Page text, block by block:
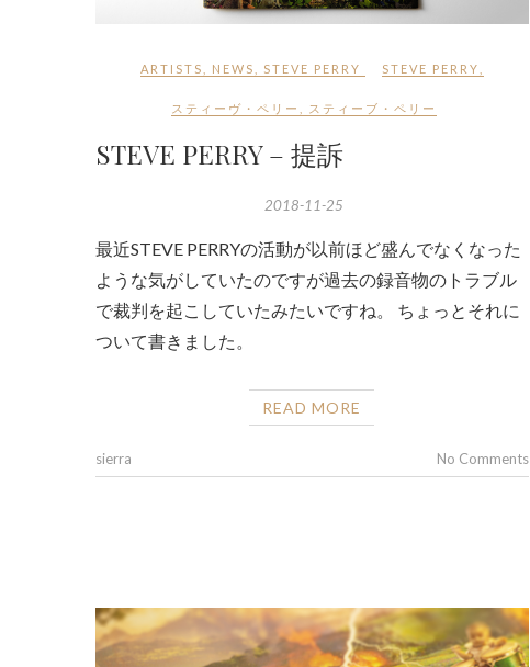
ARTISTS NEWS STEVE PERRY STEVE PERRY
スティーヴ・ペリー スティーブ・ペリー
STEVE PERRY – 提訴
2018-11-25
最近STEVE PERRYの活動が以前ほど盛んでなくなった
ような気がしていたのですが過去の録音物のトラブル
で裁判を起こしていたみたいですね。 ちょっとそれに
ついて書きました。
READ MORE
sierra No Comments